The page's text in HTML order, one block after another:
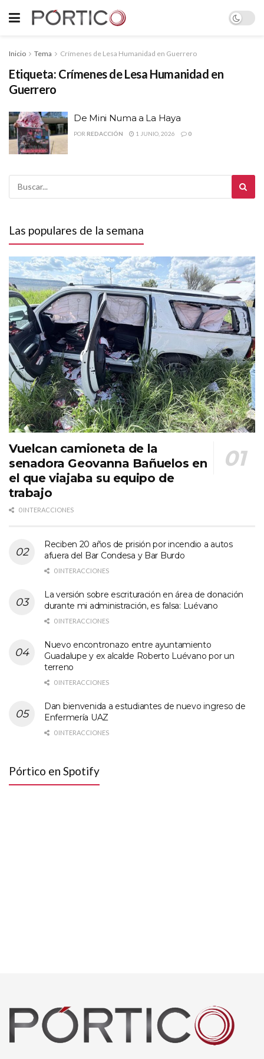
Inicio Tema Crímenes de Lesa Humanidad en Guerrero
Etiqueta: Crímenes de Lesa Humanidad en
Guerrero
De Mini Numa a La Haya
POR REDACCIÓN 1 JUNIO, 2026 0
Las populares de la semana
Vuelcan camioneta de la
senadora Geovanna Bañuelos en
el que viajaba su equipo de
trabajo
0 INTERACCIONES
Reciben 20 años de prisión por incendio a autos
afuera del Bar Condesa y Bar Burdo
0 INTERACCIONES
La versión sobre escrituración en área de donación
durante mi administración, es falsa: Luévano
0 INTERACCIONES
Nuevo encontronazo entre ayuntamiento
Guadalupe y ex alcalde Roberto Luévano por un
terreno
0 INTERACCIONES
Dan bienvenida a estudiantes de nuevo ingreso de
Enfermería UAZ
0 INTERACCIONES
Pórtico en Spotify